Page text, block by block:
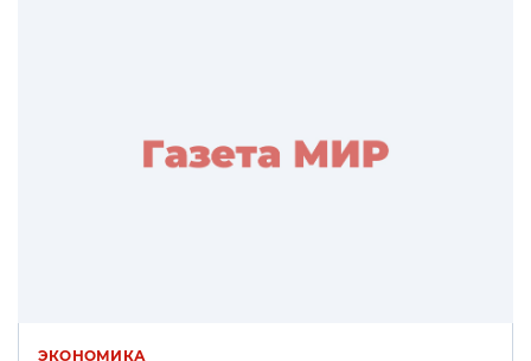
ЭКОНОМИКА